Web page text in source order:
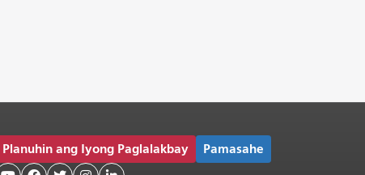
Planuhin ang Iyong Paglalakbay Pamasahe